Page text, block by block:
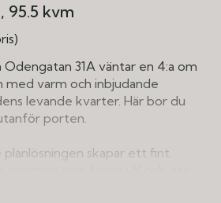
95.5 kvm
31A väntar en 4:a om
varm och inbjudande
levande kvarter. Här bor du
porten.
skapar ett fint
flöde. De många fönstren